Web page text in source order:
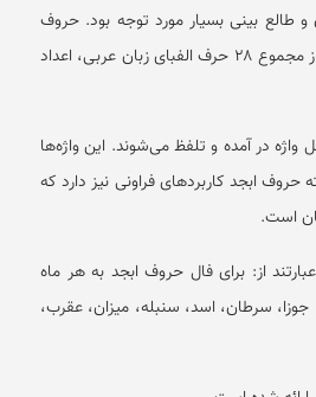
طالع بینی بسیار مورد توجه بود. حروف
ابجد بر پای اولیه خط فنیقی به هر کدام از حروف یک ارزش عددی می‌دهد. یعنی از مجموع ۲۸ حرف الفبای زبان عربی، اعداد
در آمده و تلفظ می‌شوند. این واژه‌ها
ابجد کاربرد‌های فراونی نیز دارد که
است.
از: برای فال حروف ابجد به هر ماه
سرطان، اسد، سنبله، میزان، عقرب،